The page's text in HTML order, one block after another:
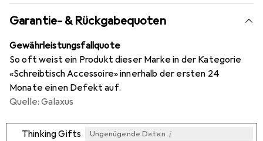
Garantie- & Rückgabequoten
Gewährleistungsfallquote
So oft weist ein Produkt dieser Marke in der Kategorie
«Schreibtisch Accessoire» innerhalb der ersten 24
Monate einen Defekt auf.
Quelle: Galaxus
Thinking Gifts Ungenügende Daten i